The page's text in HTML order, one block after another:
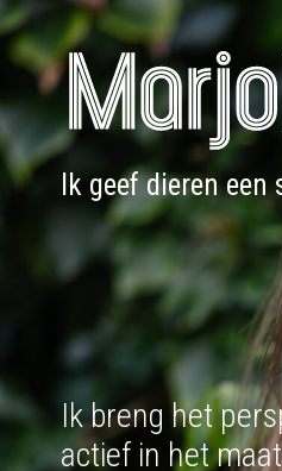
Doorgaan
naar
inhoud
Ik geef dieren
Ik breng het
actief in het